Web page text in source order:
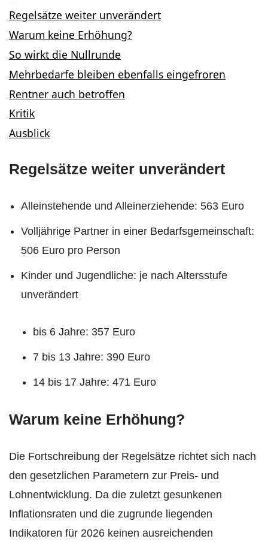
Regelsätze weiter unverändert
Warum keine Erhöhung?
So wirkt die Nullrunde
Mehrbedarfe bleiben ebenfalls eingefroren
Rentner auch betroffen
Kritik
Ausblick
Regelsätze weiter unverändert
Alleinstehende und Alleinerziehende: 563 Euro
Volljährige Partner in einer Bedarfsgemeinschaft:
506 Euro pro Person
Kinder und Jugendliche: je nach Altersstufe
unverändert
bis 6 Jahre: 357 Euro
7 bis 13 Jahre: 390 Euro
14 bis 17 Jahre: 471 Euro
Warum keine Erhöhung?
Die Fortschreibung der Regelsätze richtet sich nach
den gesetzlichen Parametern zur Preis- und
Lohnentwicklung. Da die zuletzt gesunkenen
Inflationsraten und die zugrunde liegenden
Indikatoren für 2026 keinen ausreichenden